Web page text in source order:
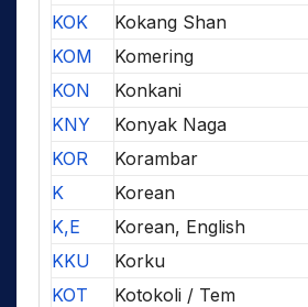
KOK
Kokang Shan
KOM
Komering
KON
Konkani
KNY
Konyak Naga
KOR
Korambar
K
Korean
K,E
Korean, English
KKU
Korku
KOT
Kotokoli / Tem